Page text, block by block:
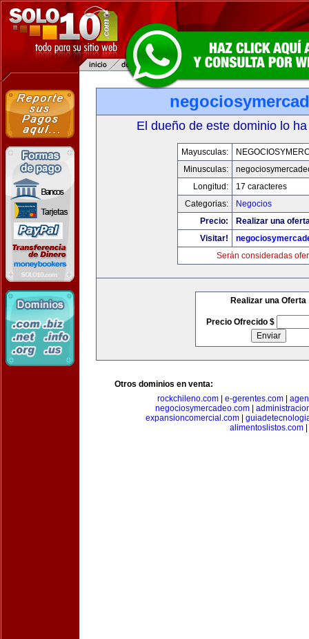
El dueño de este dominio lo
Mayusculas:
Minusculas:
Longitud:
17 caracteres
Categorias:
Negocios
Precio:
Realizar una
Visitar!
Serán consideradas
Realizar una Oferta
Precio Ofrecido $
Otros dominios en venta:
rockchileno.com| e-gerentes.com|
negociosymercadeo.com|
expansioncomercial.com|
alimentoslistos.com|